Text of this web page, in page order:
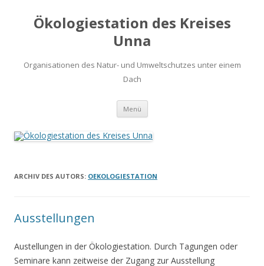
Ökologiestation des Kreises
Unna
Organisationen des Natur- und Umweltschutzes unter einem
Dach
Menü Zum
springen
ARCHIV DES AUTORS: OEKOLOGIESTATION
Ausstellungen
Austellungen in der Ökologiestation. Durch Tagungen oder
Seminare kann zeitweise der Zugang zur Ausstellung